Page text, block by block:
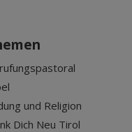
und Religion
Dich Neu Tirol